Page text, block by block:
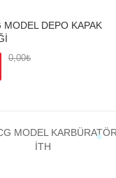
MODEL DEPO KAPAK
0,00₺